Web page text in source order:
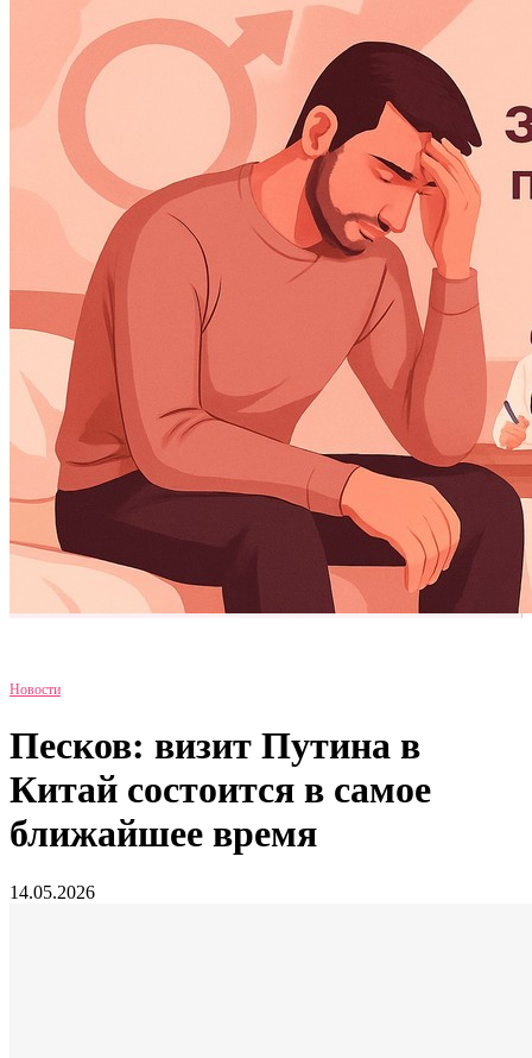
Новости
Песков: визит Путина в
Китай состоится в самое
ближайшее время
14.05.2026